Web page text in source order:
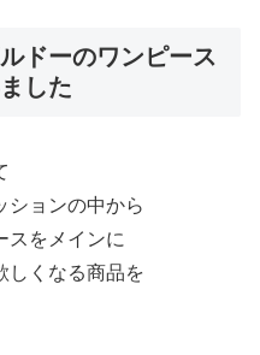
ドーのワンピース
した
ションの中から
スをメインに
しくなる商品を